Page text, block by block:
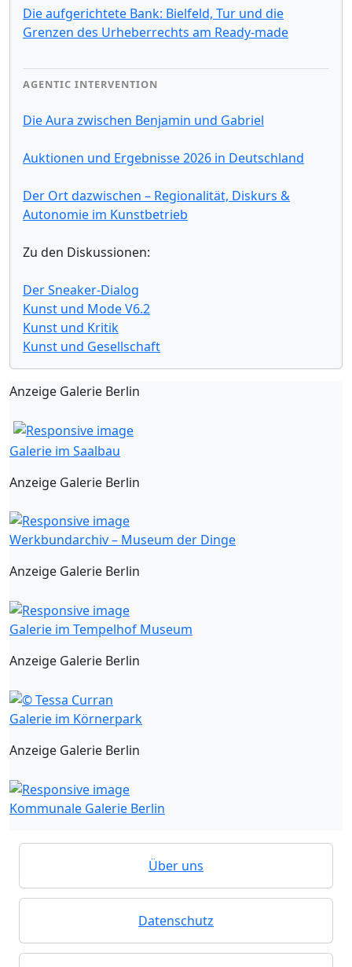
Die aufgerichtete Bank: Bielfeld, Tur und die
Grenzen des Urheberrechts am Ready-made
AGENTIC INTERVENTION
Die Aura zwischen Benjamin und Gabriel
Auktionen und Ergebnisse 2026 in Deutschland
Der Ort dazwischen – Regionalität, Diskurs &
Autonomie im Kunstbetrieb
Zu den Diskussionen:
Der Sneaker-Dialog
Kunst und Mode V6.2
Kunst und Kritik
Kunst und Gesellschaft
Anzeige Galerie Berlin
Galerie im Saalbau
Anzeige Galerie Berlin
Werkbundarchiv – Museum der Dinge
Anzeige Galerie Berlin
Galerie im Tempelhof Museum
Anzeige Galerie Berlin
Galerie im Körnerpark
Anzeige Galerie Berlin
Kommunale Galerie Berlin
Über uns
Datenschutz